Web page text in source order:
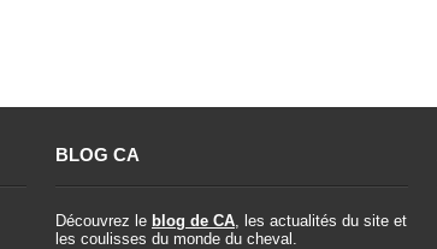
BLOG CA
Découvrez le blog de CA , les actualités du site et
les coulisses du monde du cheval.